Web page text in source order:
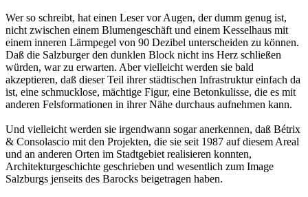
Wer so schreibt, hat einen Leser vor Augen, der dumm genug ist,
nicht zwischen einem Blumengeschäft und einem Kesselhaus mit
einem inneren Lärmpegel von 90 Dezibel unterscheiden zu können.
Daß die Salzburger den dunklen Block nicht ins Herz schließen
würden, war zu erwarten. Aber vielleicht werden sie bald
akzeptieren, daß dieser Teil ihrer städtischen Infrastruktur einfach da
ist, eine schmucklose, mächtige Figur, eine Betonkulisse, die es mit
anderen Felsformationen in ihrer Nähe durchaus aufnehmen kann.
Und vielleicht werden sie irgendwann sogar anerkennen, daß Bétrix
& Consolascio mit den Projekten, die sie seit 1987 auf diesem Areal
und an anderen Orten im Stadtgebiet realisieren konnten,
Architekturgeschichte geschrieben und wesentlich zum Image
Salzburgs jenseits des Barocks beigetragen haben.